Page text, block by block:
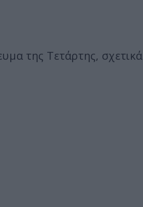
της Τετάρτης,